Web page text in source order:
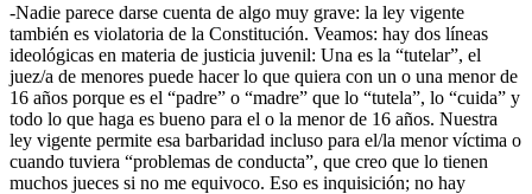
-Nadie parece darse cuenta de algo muy grave: la ley vigente
también es violatoria de la Constitución. Veamos: hay dos líneas
ideológicas en materia de justicia juvenil: Una es la “tutelar”, el
juez/a de menores puede hacer lo que quiera con un o una menor de
16 años porque es el “padre” o “madre” que lo “tutela”, lo “cuida” y
todo lo que haga es bueno para el o la menor de 16 años. Nuestra
ley vigente permite esa barbaridad incluso para el/la menor víctima o
cuando tuviera “problemas de conducta”, que creo que lo tienen
muchos jueces si no me equivoco. Eso es inquisición; no hay